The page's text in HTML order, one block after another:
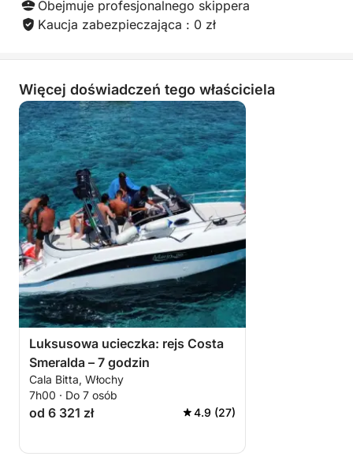
Obejmuje profesjonalnego skippera
Kaucja zabezpieczająca : 0 zł
Więcej doświadczeń tego właściciela
Luksusowa ucieczka: rejs Costa
Smeralda – 7 godzin
Cala Bitta, Włochy
7h00 · Do 7 osób
od 6 321 zł 4.9 (27)